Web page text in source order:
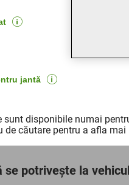
jantă
sunt disponibile numai
de căutare pentru a afla mai
se potriveşte la